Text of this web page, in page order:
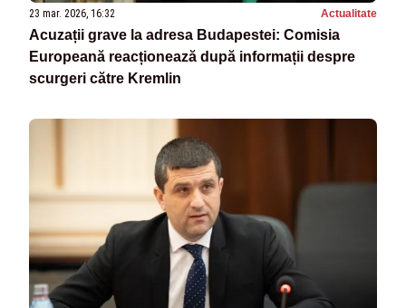
23 mar. 2026, 16:32 Actualitate
Acuzații grave la adresa Budapestei: Comisia
Europeană reacționează după informații despre
scurgeri către Kremlin